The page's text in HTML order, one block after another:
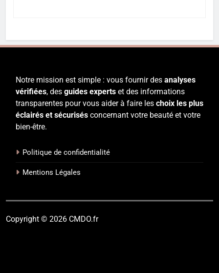
Notre mission est simple : vous fournir des analyses
vérifiées, des guides experts et des informations
transparentes pour vous aider à faire les choix les plus
éclairés et sécurisés concernant votre beauté et votre
bien-être.
Politique de confidentialité
Mentions Légales
Copyright © 2026 CMDO.fr